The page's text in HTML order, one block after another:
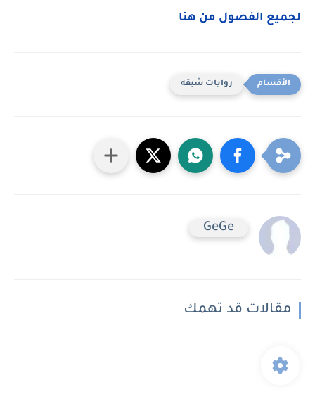
لجميع الفصول من هنا
روايات شيقه
GeGe
مقالات قد تهمك